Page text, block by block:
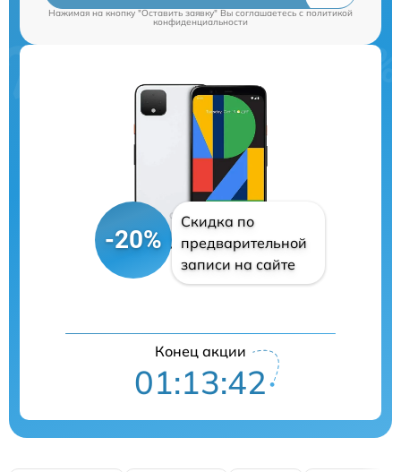
Нажимая на кнопку "Оставить заявку" Вы соглашаетесь c политикой
конфиденциальности
-20%
Скидка по
предварительной
записи на сайте
Конец акции
01:13:42